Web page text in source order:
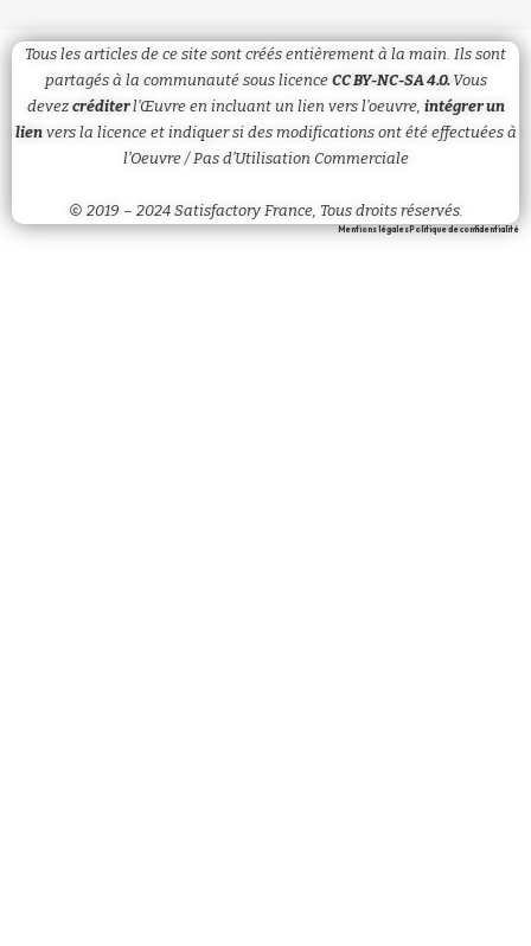
Tous les articles de ce site sont créés entièrement à la main. Ils sont
partagés à la communauté sous licence CC BY-NC-SA 4.0. Vous
devez créditerl’Œuvre en incluant un lien vers l’oeuvre, intégrer un
lienvers la licence et indiquersi des modifications ont été effectuées à
l’Oeuvre / Pas d’Utilisation Commerciale
© 2019 – 2024 Satisfactory France, Tous droits réservés.
Mentions légales Politique de confidentialité